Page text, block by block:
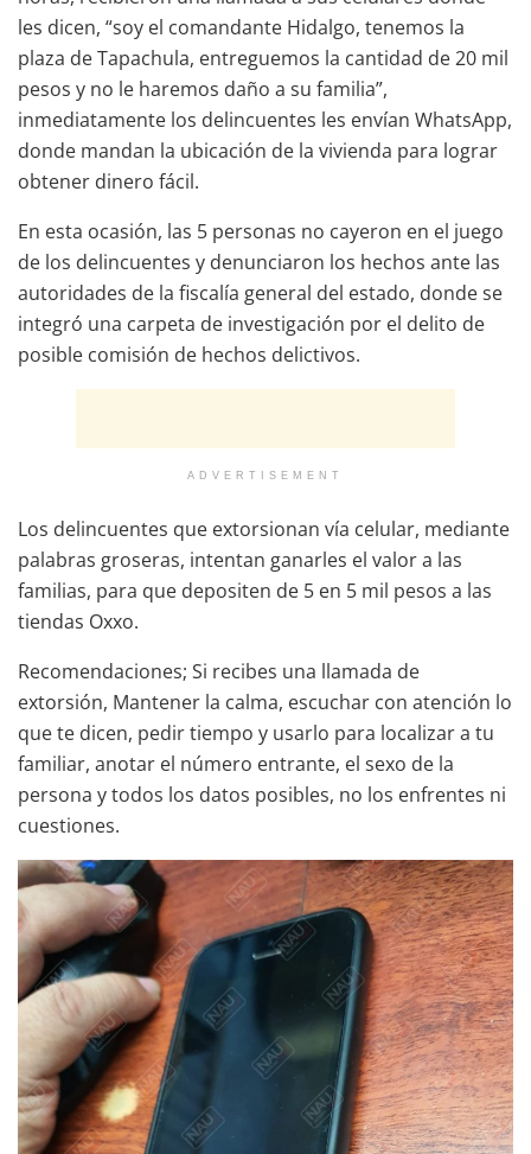
les dicen, “soy el comandante Hidalgo, tenemos la
plaza de Tapachula, entreguemos la cantidad de 20 mil
pesos y no le haremos daño a su familia”,
inmediatamente los delincuentes les envían WhatsApp,
donde mandan la ubicación de la vivienda para lograr
obtener dinero fácil.
En esta ocasión, las 5 personas no cayeron en el juego
de los delincuentes y denunciaron los hechos ante las
autoridades de la fiscalía general del estado, donde se
integró una carpeta de investigación por el delito de
posible comisión de hechos delictivos.
ADVERTISEMENT
Los delincuentes que extorsionan vía celular, mediante
palabras groseras, intentan ganarles el valor a las
familias, para que depositen de 5 en 5 mil pesos a las
tiendas Oxxo.
Recomendaciones; Si recibes una llamada de
extorsión, Mantener la calma, escuchar con atención lo
que te dicen, pedir tiempo y usarlo para localizar a tu
familiar, anotar el número entrante, el sexo de la
persona y todos los datos posibles, no los enfrentes ni
cuestiones.